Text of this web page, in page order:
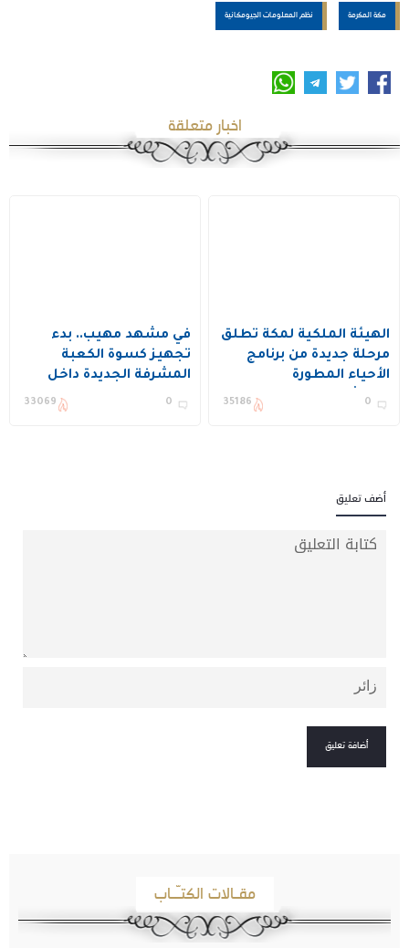
مكة المكرمة نظم المعلومات الجيومكانية
اخبار متعلقة
الهيئة الملكية لمكة تطلق
مرحلة جديدة من برنامج
الأحياء المطورة
باستثمارات 16.3 مليار ريال
0
35186
في مشهد مهيب.. بدء
تجهيز كسوة الكعبة
المشرفة الجديدة داخل
المجمع
0
33069
أضف تعليق
مقـالات الكتـّـاب